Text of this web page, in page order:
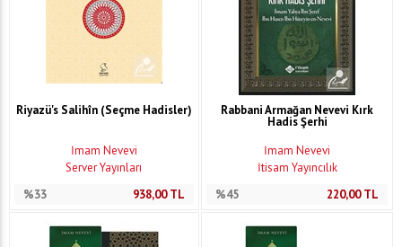
Riyazü's Salihîn (Seçme Hadisler)
İmam Nevevi
Server Yayınları
%33
938,00TL
Rabbani Armağan Nevevi Kırk
Hadis Şerhi
İmam Nevevi
İtisam Yayıncılık
%45
220,00TL